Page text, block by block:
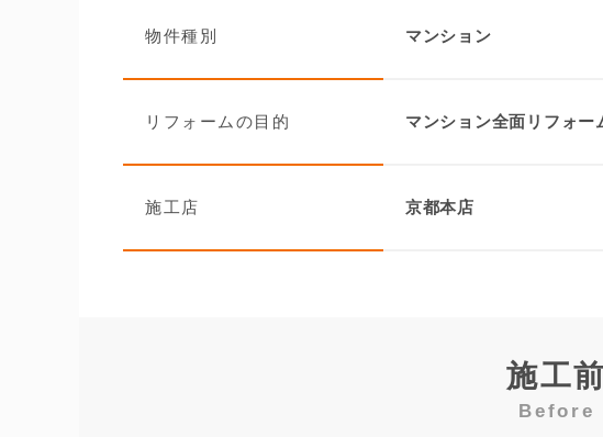
物件種別 マンション
リフォームの目的 マンション全面リフォー
施工店 京都本店
施工前
Before